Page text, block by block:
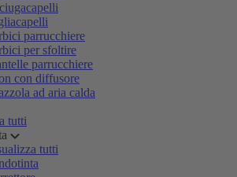
parrucchiere
per sfoltire
parrucchiere
con diffusore
ad aria calda
tutti
tutti